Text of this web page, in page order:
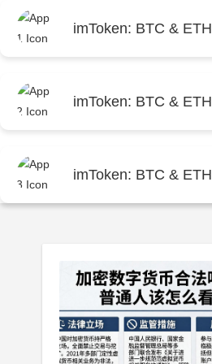
imToken: BTC & ETH
imToken: BTC & ETH
imToken: BTC & ETH
imtoken钱包app官方下载